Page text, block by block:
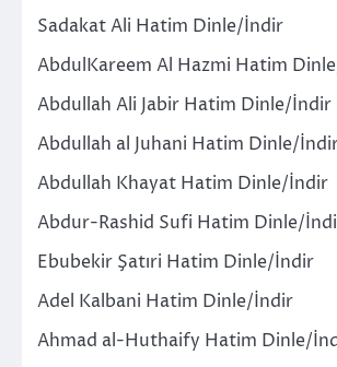
Sadakat Ali Hatim Dinle/İndir
AbdulKareem Al Hazmi Hatim
Abdullah Ali Jabir Hatim Dinle/İndir
Abdullah al Juhani Hatim Dinle/
Abdullah Khayat Hatim Dinle/İndir
Abdur-Rashid Sufi Hatim Dinle/
Ebubekir Şatıri Hatim Dinle/İndir
Adel Kalbani Hatim Dinle/İndir
Ahmad al-Huthaify Hatim Dinle/